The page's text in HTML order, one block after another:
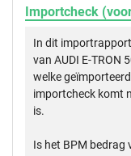
Importcheck
In dit
van AUDI E-TRON
welke
importcheck komt
is.
Is het BPM bedrag